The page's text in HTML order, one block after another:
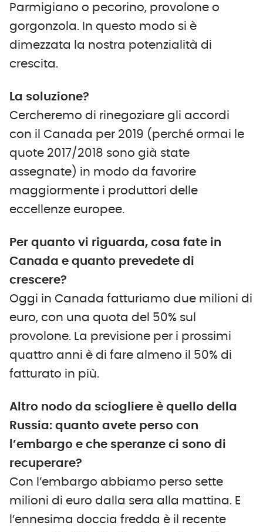
Parmigiano o pecorino, provolone o
gorgonzola. In questo modo si è
dimezzata la nostra potenzialità di
crescita.
La soluzione?
Cercheremo di rinegoziare gli accordi
con il Canada per 2019 (perché ormai le
quote 2017/2018 sono già state
assegnate) in modo da favorire
maggiormente i produttori delle
eccellenze europee.
Per quanto vi riguarda, cosa fate in
Canada e quanto prevedete di
crescere?
Oggi in Canada fatturiamo due milioni di
euro, con una quota del 50% sul
provolone. La previsione per i prossimi
quattro anni è di fare almeno il 50% di
fatturato in più.
Altro nodo da sciogliere è quello della
Russia: quanto avete perso con
l’embargo e che speranze ci sono di
recuperare?
Con l’embargo abbiamo perso sette
milioni di euro dalla sera alla mattina. E
l’ennesima doccia fredda è il recente